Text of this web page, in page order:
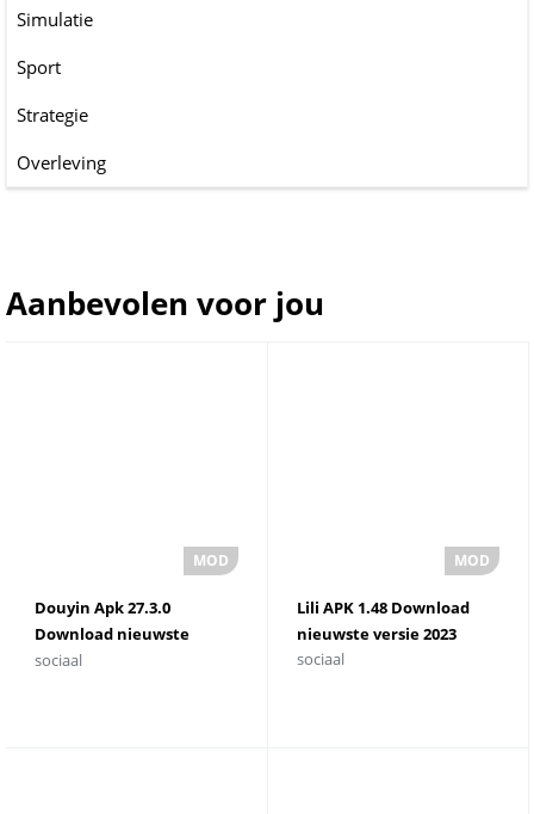
Simulatie
Sport
Strategie
Overleving
Aanbevolen voor jou
Douyin Apk 27.3.0
Download nieuwste
versie
sociaal
Lili APK 1.48 Download
nieuwste versie 2023
sociaal